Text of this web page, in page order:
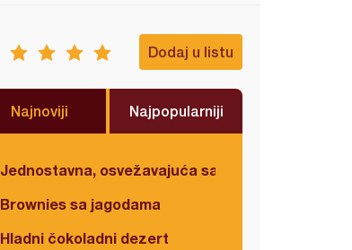
Dodaj u listu
Najnoviji Najpopularniji
Jednostavna, osvežavajuća salata
Brownies sa jagodama
Hladni čokoladni dezert